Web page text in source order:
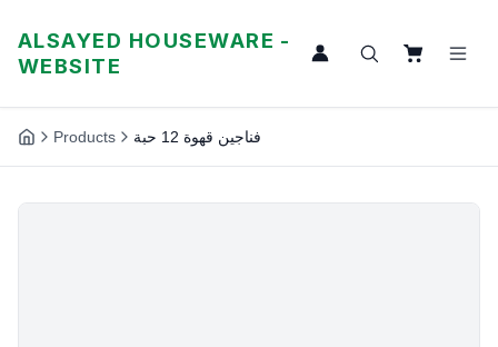
ALSAYED HOUSEWARE -
WEBSITE
Products فناجين قهوة 12 حبة